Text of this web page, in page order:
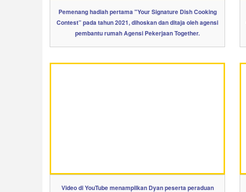
Pemenang hadiah pertama "Your Signature Dish Cooking
Contest” pada tahun 2021, dihoskan dan ditaja oleh agensi
pembantu rumah Agensi Pekerjaan Together.
Video di YouTube menampilkan Dyan peserta peraduan